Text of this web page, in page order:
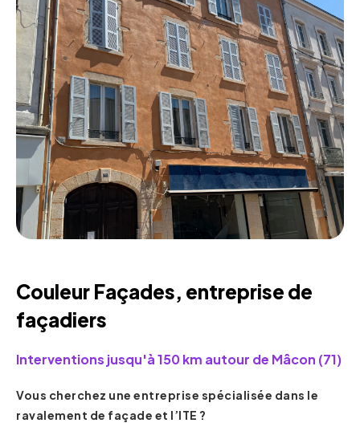
Couleur Façades, entreprise de
façadiers
Interventions jusqu'à 150 km autour de Mâcon (71)
Vous cherchez une entreprise spécialisée dans le
ravalement de façade et l’ITE ?